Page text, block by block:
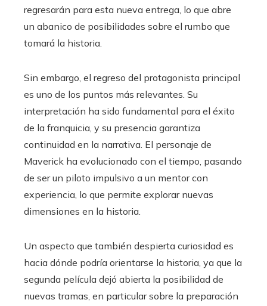
regresarán para esta nueva entrega, lo que abre
un abanico de posibilidades sobre el rumbo que
tomará la historia.
Sin embargo, el regreso del protagonista principal
es uno de los puntos más relevantes. Su
interpretación ha sido fundamental para el éxito
de la franquicia, y su presencia garantiza
continuidad en la narrativa. El personaje de
Maverick ha evolucionado con el tiempo, pasando
de ser un piloto impulsivo a un mentor con
experiencia, lo que permite explorar nuevas
dimensiones en la historia.
Un aspecto que también despierta curiosidad es
hacia dónde podría orientarse la historia, ya que la
segunda película dejó abierta la posibilidad de
nuevas tramas, en particular sobre la preparación